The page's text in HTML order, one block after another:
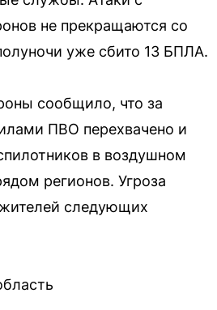
не прекращаются со
уже сбито 13 БПЛА.
сообщило, что за
ПВО перехвачено и
в воздушном
регионов. Угроза
следующих